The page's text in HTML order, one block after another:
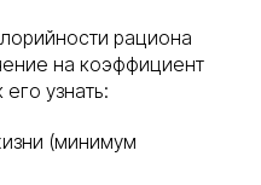
рациона
на коэффициент
узнать:
(минимум